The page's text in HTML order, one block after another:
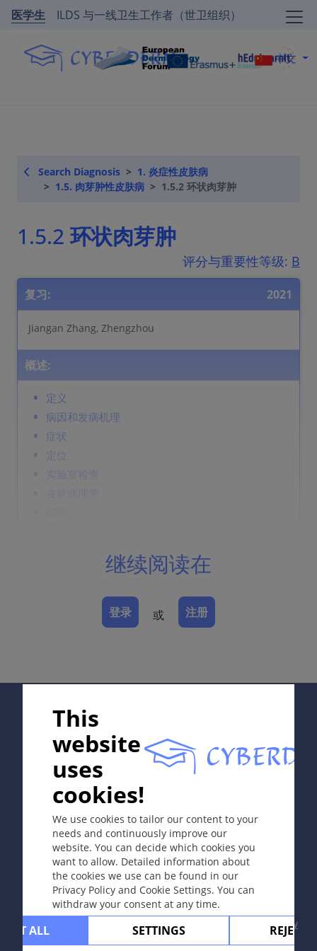
医学生 ILDS 与一线卫生工作者（世卫组织）
中文
Search Diagnosis
1. 炎症性皮肤病
1.5. 肉芽肿性皮肤病
1.5.2 环状肉芽肿
1.5.2 环状肉芽肿
评分与重要性等级: B
复习: 2021
Jiangan Zhang, Zhengzhou
概述:
定义
病因和发病机理
症状
定位
实验室检查
Prevention & Therapy
不清楚。
坚硬、肤色的小丘疹，呈环形或弧形排列；或为可移动的
皮下结节，不伴瘙痒。
好发于四肢的伸侧（尤其是手背和手指），播散型可波及
实验室检查
播散型需排除糖尿病，且需检测抗线粒体抗体。
皮肤病理学
继续阅读在
登录 或 注册
This
website
uses
cookies!
We use cookies to tailor our content to your
needs and continuously improve our
website. You can decide which cookies you
want to allow. Detailed information about
the cookies we use can be found in our
Privacy Policy and Cookie Settings. You can
withdraw your consent at any time.
ALL SETTINGS REJECT
In collaboration with Erasmus+ hEduLearnIt editorial
Copyright © 2003-2026 CYBERDERM Editorial Group
Founding Editor Guenter Burg, M.D. - Concept and
Coordination by Vahid Djamei, Zurich
All rights reserved.
Impressum|
Privacy
policy| Terms of use